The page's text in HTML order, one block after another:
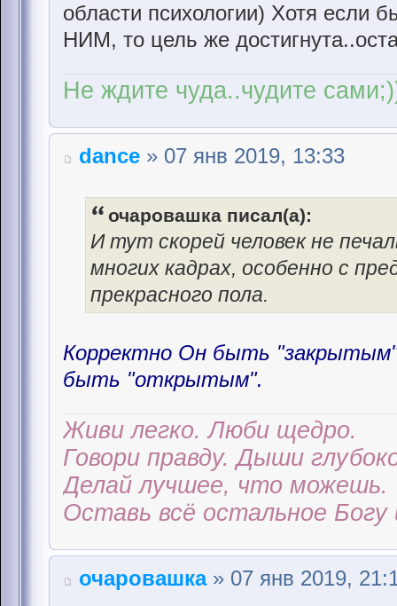
области психологии) Хотя если
НИМ, то цель же
Не ждите чуда..чудите
dance » 07 янв 2019, 13:33
очаровашка писал(а):
И тут скорей человек не
многих кадрах, особенно с
прекрасного пола.
Корректно Он быть
быть "открытым".
Живи легко. Люби щедро.
Говори правду. Дыши
Делай лучшее, что можешь.
Оставь всё остальное Богу
очаровашка» 07 янв 2019,